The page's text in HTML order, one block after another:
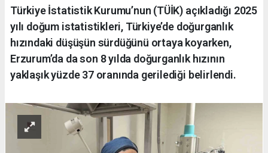
Veren
Türkiye İstatistik Kurumu’nun (TÜİK) açıkladığı 2025
yılı doğum istatistikleri, Türkiye’de doğurganlık
hızındaki düşüşün sürdüğünü ortaya koyarken,
Erzurum’da da son 8 yılda doğurganlık hızının
yaklaşık yüzde 37 oranında gerilediği belirlendi.